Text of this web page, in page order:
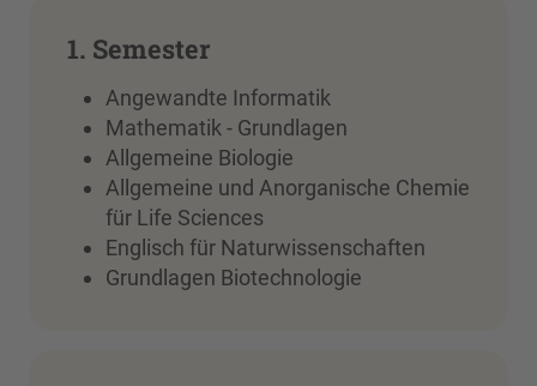
1. Semester
Angewandte Informatik
Mathematik - Grundlagen
Allgemeine Biologie
Allgemeine und Anorganische Chemie
für Life Sciences
Englisch für Naturwissenschaften
Grundlagen Biotechnologie